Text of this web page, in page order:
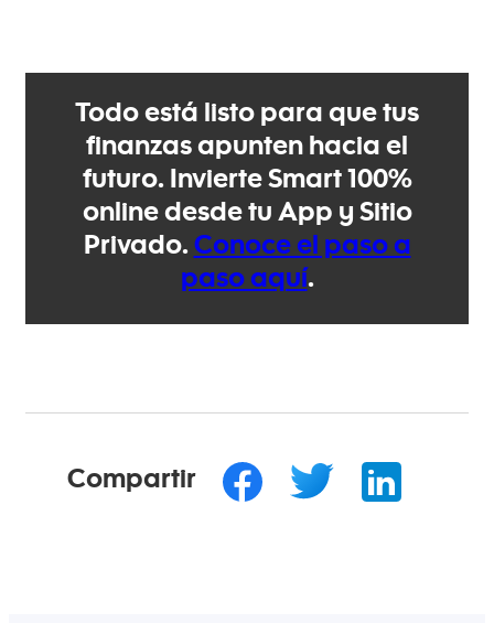
Todo está listo para que tus
finanzas apunten hacia el
futuro. Invierte Smart 100%
online desde tu App y Sitio
Privado. Conoce el paso a
paso aquí.
Compartir